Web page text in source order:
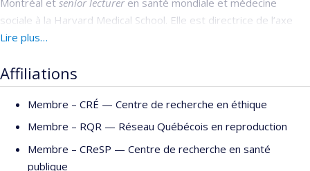
sociale à la Harvard Medical School. Elle est directrice de l’axe
éthique et santé du
elle est nommée
Comité sur les impacts de la COVID-10 de cette fondation. Elle
est également cotitulaire de la «Chaire McConnell-Université de
Montréal en recherche-création sur la réappropriation de la
La professeure Ravitsky s’intéresse principalement à l’étude de
Lire plus…
Affiliations
Membre – CRÉ — Centre de recherche en éthique
Membre – RQR — Réseau Québécois en reproduction
Membre – CReSP — Centre de recherche en santé
publique